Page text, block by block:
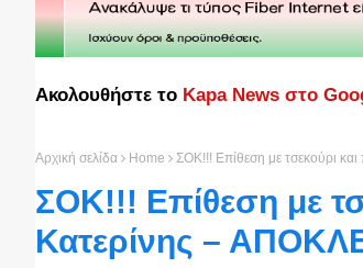
Ακολουθήστε το Kapa News στο
Αρχική σελίδα Home ΣΟΚ!!! Επίθεση με τσεκούρι
ΣΟΚ!!! Επίθεση με
Κατερίνης –